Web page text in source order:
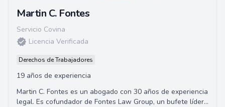
Martin C. Fontes
Servicio Covina
Licencia Verificada
Derechos de Trabajadores
19 años de experiencia
Martin C. Fontes es un abogado con 30 años de experiencia
legal. Es cofundador de Fontes Law Group, un bufete líder